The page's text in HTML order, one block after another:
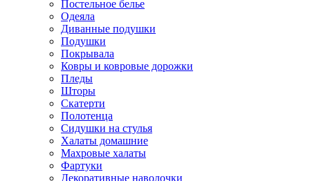
Постельное белье
Одеяла
Диванные подушки
Подушки
Покрывала
Ковры и ковровые дорожки
Пледы
Шторы
Скатерти
Полотенца
Сидушки на стулья
Халаты домашние
Махровые халаты
Фартуки
Декоративные наволочки